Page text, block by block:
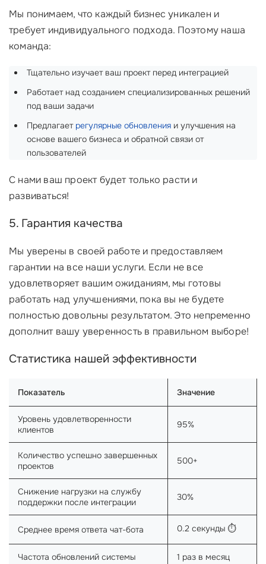
Мы понимаем, что каждый бизнес уникален и
требует индивидуального подхода. Поэтому наша
команда:
Тщательно изучает ваш проект перед интеграцией
Работает над созданием специализированных решений
под ваши задачи
Предлагает регулярные обновления и улучшения на
основе вашего бизнеса и обратной связи от
пользователей
С нами ваш проект будет только расти и
развиваться!
5. Гарантия качества
Мы уверены в своей работе и предоставляем
гарантии на все наши услуги. Если не все
удовлетворяет вашим ожиданиям, мы готовы
работать над улучшениями, пока вы не будете
полностью довольны результатом. Это непременно
дополнит вашу уверенность в правильном выборе!
Статистика нашей эффективности
Показатель Значение
Уровень удовлетворенности
клиентов
95%
Количество успешно завершенных
проектов
500+
Снижение нагрузки на службу
поддержки после интеграции
30%
Среднее время ответа чат-бота 0.2 секунды ⏱️
Частота обновлений системы 1 раз в месяц